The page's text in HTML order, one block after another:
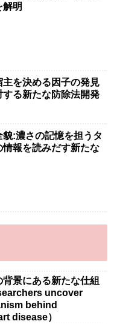
解明
主を決める因子の発見
する新たな防除法開発
:濃さの記憶を担うタ
情報を読みだす新たな
景にある新たな仕組
uncover
behind
disease）